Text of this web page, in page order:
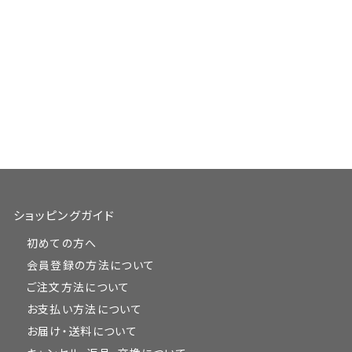
ショッピングガイド
初めての方へ
会員登録の方法について
ご注文方法について
お支払い方法について
お届け・送料について